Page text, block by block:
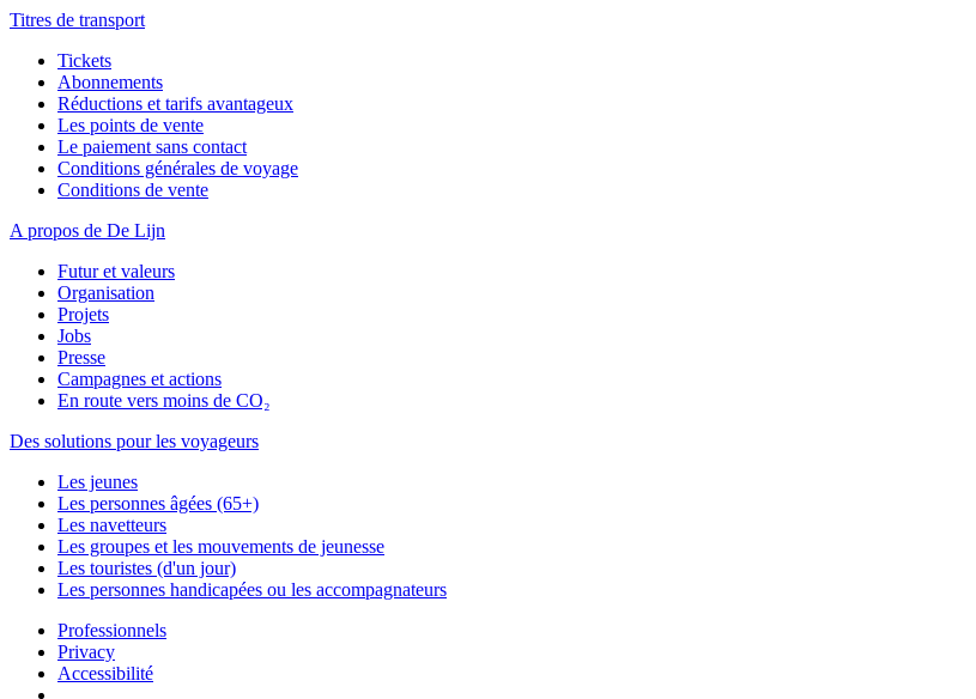
Titres de transport
Tickets
Abonnements
Réductions et tarifs avantageux
Les points de vente
Le paiement sans contact
Conditions générales de voyage
Conditions de vente
A propos de De Lijn
Futur et valeurs
Organisation
Projets
Jobs
Presse
Campagnes et actions
En route vers moins de CO₂
Des solutions pour les voyageurs
Les jeunes
Les personnes âgées (65+)
Les navetteurs
Les groupes et les mouvements de jeunesse
Les touristes (d'un jour)
Les personnes handicapées ou les accompagnateurs
Professionnels
Privacy
Accessibilité